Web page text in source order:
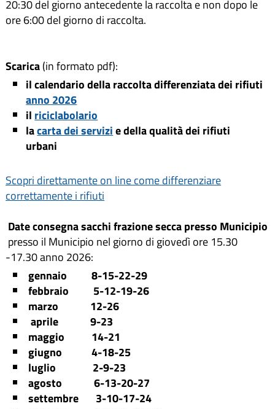
20:30 del giorno antecedente la raccolta e non dopo le
ore 6:00 del giorno di raccolta.
Scarica(in formato pdf):
il calendario della raccolta differenziata dei rifiuti
anno 2026
il riciclabolario
lacarta dei servizie della qualità dei rifiuti
urbani
Scopri direttamente on line come differenziare
correttamente i rifiuti
Date consegna sacchi frazione secca presso Municipio
presso il Municipio nel giorno di giovedì ore 15.30
-17.30 anno 2026:
gennaio 8-15-22-29
febbraio 5-12-19-26
marzo 12-26
aprile 9-23
maggio 14-21
giugno4-18-25
luglio 2-9-23
agosto 6-13-20-27
settembre 3-10-17-24